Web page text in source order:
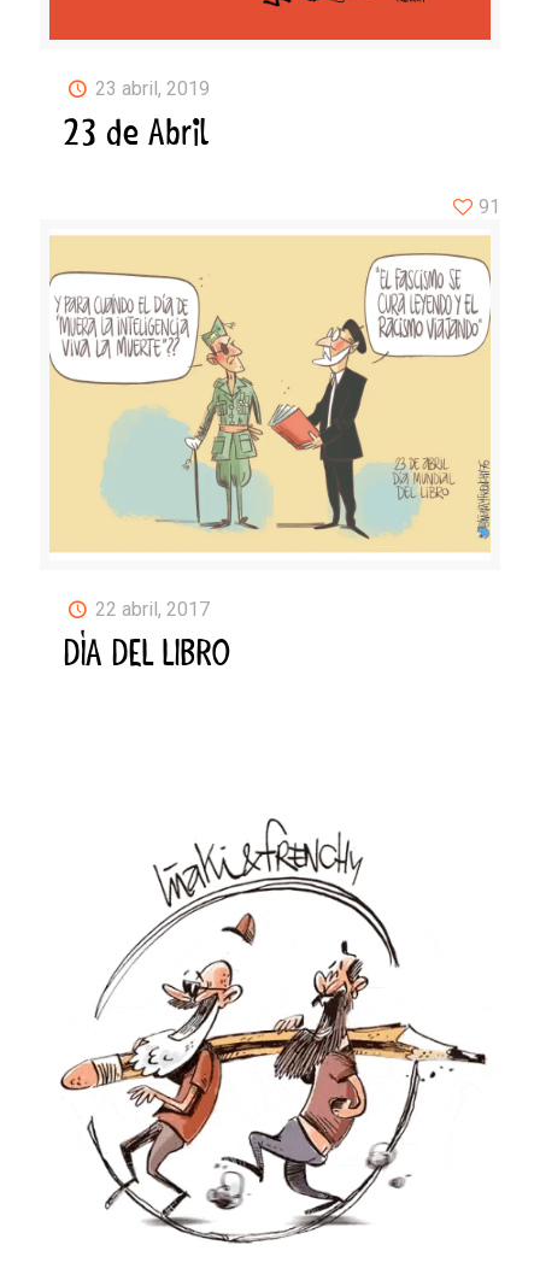
23 abril, 2019
23 de Abril
22 abril, 2017
DÍA DEL LIBRO
91